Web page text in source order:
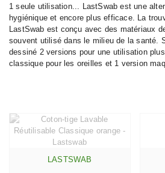
1 seule utilisation... LastSwab est une
hygiénique et encore plus efficace. La
LastSwab est conçu avec des matériaux
souvent utilisé dans le milieu de la santé.
dessiné 2 versions pour une utilisation
classique pour les oreilles et 1 version
LASTSWAB